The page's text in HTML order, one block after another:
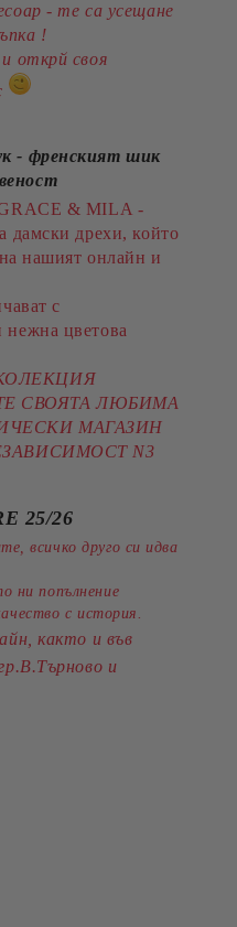
- те са усещане
!
открй своя
- френският шик
& MILA -
дамски дрехи, който
нашият онлайн и
с
цветова
СВОЯТА ЛЮБИМА
МАГАЗИН
N3
25/26
всичко друго си идва
ни попълнение
с история.
както и във
и